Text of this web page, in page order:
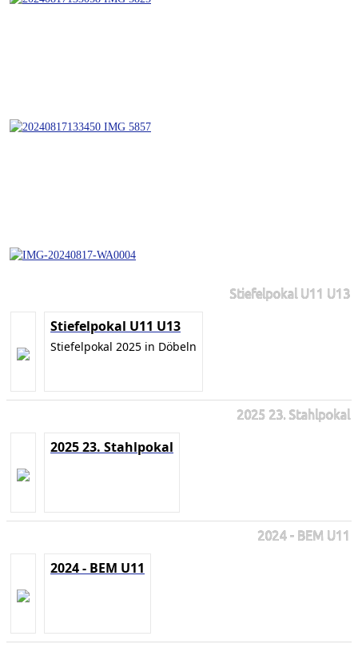
Stiefelpokal U11 U13
Stiefelpokal U11 U13
Stiefelpokal 2025 in Döbeln
2025 23. Stahlpokal
2025 23. Stahlpokal
2024 - BEM U11
2024 - BEM U11